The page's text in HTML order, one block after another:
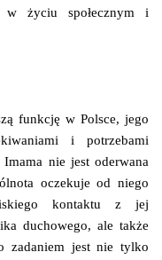
w życiu społecznym i
funkcję w Polsce, jego
i potrzebami
Imama nie jest oderwana
oczekuje od niego
kontaktu z jej
duchowego, ale także
zadaniem jest nie tylko